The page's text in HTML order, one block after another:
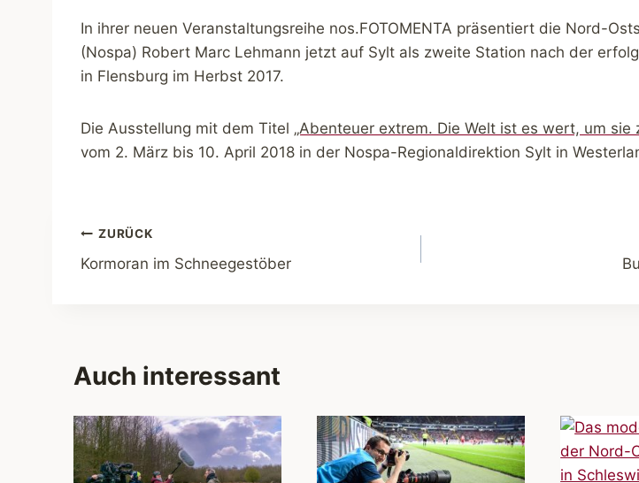
In ihrer neuen Veranstaltungsreihe nos.FOTOMENTA präsentiert die Nord-
(Nospa) Robert Marc Lehmann jetzt auf Sylt als zweite Station nach der
in Flensburg im Herbst 2017.
Die Ausstellung mit dem Titel „Abenteuer extrem. Die Welt ist es wert, um sie
vom 2. März bis 10. April 2018 in der Nospa-Regionaldirektion Sylt in
Beitragsnavigation
ZURÜCK
Kormoran im Schneegestöber
Auch interessant